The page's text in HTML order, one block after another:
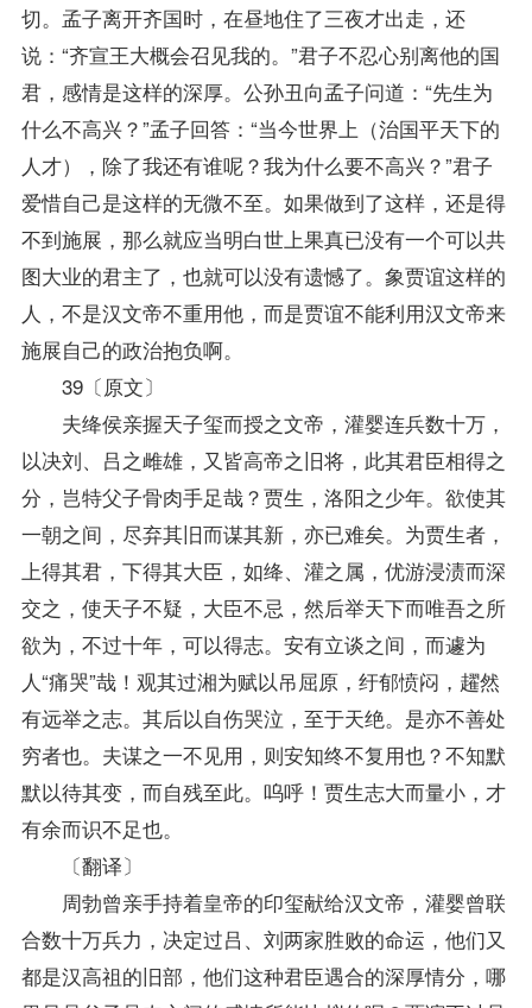
切。孟子离开齐国时，在昼地住了三夜才出走，还
说：“齐宣王大概会召见我的。”君子不忍心别离他的国
君，感情是这样的深厚。公孙丑向孟子问道：“先生为
什么不高兴？”孟子回答：“当今世界上（治国平天下的
人才），除了我还有谁呢？我为什么要不高兴？”君子
爱惜自己是这样的无微不至。如果做到了这样，还是得
不到施展，那么就应当明白世上果真已没有一个可以共
图大业的君主了，也就可以没有遗憾了。象贾谊这样的
人，不是汉文帝不重用他，而是贾谊不能利用汉文帝来
施展自己的政治抱负啊。
39〔原文〕
夫绛侯亲握天子玺而授之文帝，灌婴连兵数十万，
以决刘、吕之雌雄，又皆高帝之旧将，此其君臣相得之
分，岂特父子骨肉手足哉？贾生，洛阳之少年。欲使其
一朝之间，尽弃其旧而谋其新，亦已难矣。为贾生者，
上得其君，下得其大臣，如绛、灌之属，优游浸渍而深
交之，使天子不疑，大臣不忌，然后举天下而唯吾之所
欲为，不过十年，可以得志。安有立谈之间，而遽为
人“痛哭”哉！观其过湘为赋以吊屈原，纡郁愤闷，趯然
有远举之志。其后以自伤哭泣，至于天绝。是亦不善处
穷者也。夫谋之一不见用，则安知终不复用也？不知默
默以待其变，而自残至此。呜呼！贾生志大而量小，才
有余而识不足也。
〔翻译〕
周勃曾亲手持着皇帝的印玺献给汉文帝，灌婴曾联
合数十万兵力，决定过吕、刘两家胜败的命运，他们又
都是汉高祖的旧部，他们这种君臣遇合的深厚情分，哪